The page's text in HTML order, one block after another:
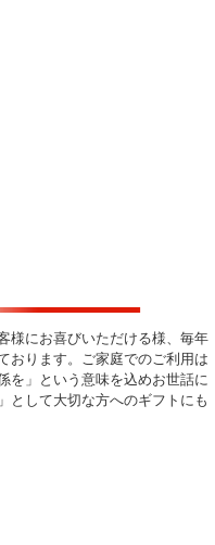
様にお喜びいただける様、毎年
おります。ご家庭でのご利用は
を」という意味を込めお世話に
として大切な方へのギフトにも